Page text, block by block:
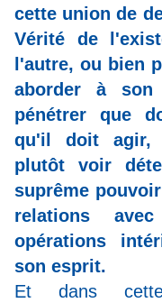
cette union de
Vérité de
l'autre, ou bien
aborder à
pénétrer que
qu'il doit agir,
plutôt voir
suprême
relations
opérations
son esprit.
Et dans cette